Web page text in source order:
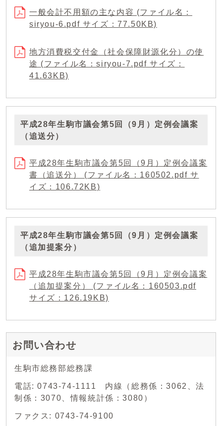
一般会計不用額の主な内容 (ファイル名：
siryou-6.pdf サイズ：77.50KB)
地方消費税交付金（社会保障財源化分）の使
途 (ファイル名：siryou-7.pdf サイズ：
41.63KB)
平成28年生駒市議会第5回（9月）定例会議案
（追送分）
平成28年生駒市議会第5回（9月）定例会議案
書（追送分） (ファイル名：160502.pdf サ
イズ：106.72KB)
平成28年生駒市議会第5回（9月）定例会議案
（追加提案分）
平成28年生駒市議会第5回（9月）定例会議案
（追加提案分） (ファイル名：160503.pdf
サイズ：126.19KB)
お問い合わせ
生駒市総務部総務課
電話: 0743-74-1111 内線（総務係：3062、法
制係：3070、情報統計係：3080）
ファクス: 0743-74-9100